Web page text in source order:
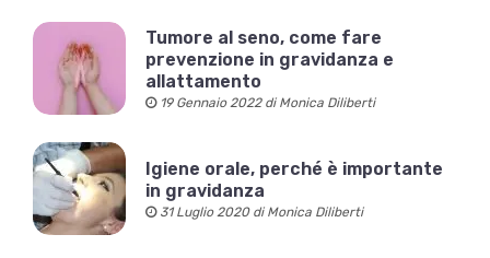
Tumore al seno, come fare
prevenzione in gravidanza e
allattamento
19 Gennaio 2022 di Monica Diliberti
Igiene orale, perché è importante
in gravidanza
31 Luglio 2020 di Monica Diliberti